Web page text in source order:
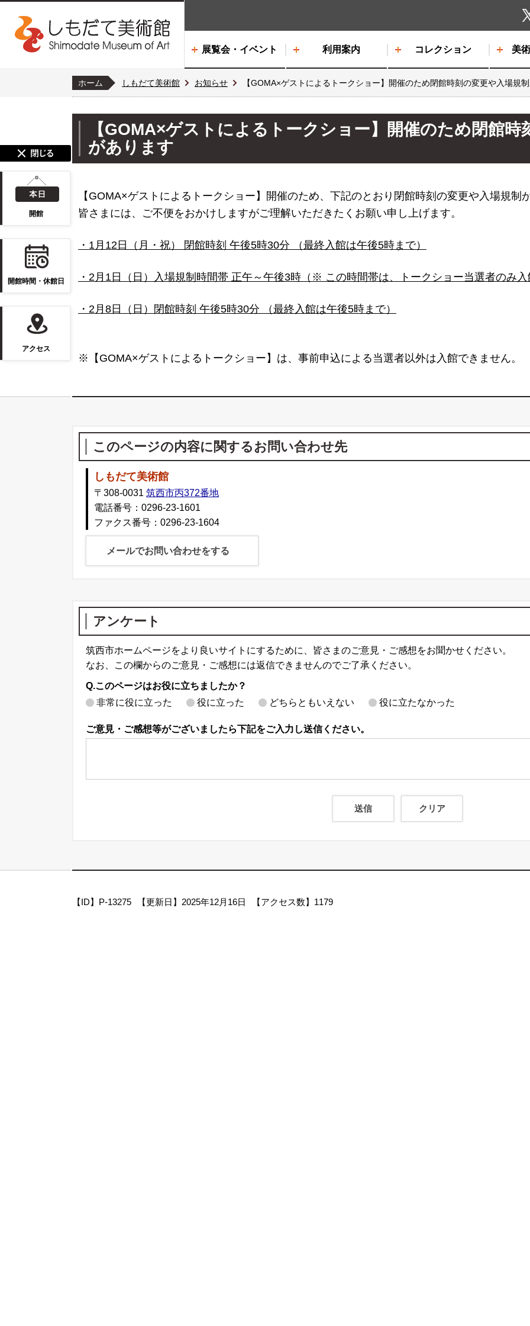
展覧会・イベント 利用案内 コレクション 美
開館
開館時間・休館日
アクセス
ホーム しもだて美術館 お知らせ 【GOMA×ゲストによるトークショー】開催のため閉館時刻の変更や入場規
【GOMA×ゲストによるトークショー】開催のため閉館時
があります
【GOMA×ゲストによるトークショー】開催のため、下記のとおり閉館時刻の変更や入場規制
皆さまには、ご不便をおかけしますがご理解いただきたくお願い申し上げます。
・1月12日（月・祝） 閉館時刻 午後5時30分 （最終入館は午後5時まで）
・2月1日（日）入場規制時間帯 正午～午後3時（※ この時間帯は、トークショー当選者のみ入
・2月8日（日）閉館時刻 午後5時30分 （最終入館は午後5時まで）
※【GOMA×ゲストによるトークショー】は、事前申込による当選者以外は入館できません。
このページの内容に関するお問い合わせ先
しもだて美術館
〒308-0031 筑西市丙372番地
電話番号：0296-23-1601
ファクス番号：0296-23-1604
メールでお問い合わせをする
アンケート
筑西市ホームページをより良いサイトにするために、皆さまのご意見・ご感想をお聞かせください。
なお、この欄からのご意見・ご感想には返信できませんのでご了承ください。
Q.このページはお役に立ちましたか？
非常に役に立った
役に立った どちらともいえない 役に立たなかった
ご意見・ご感想等がございましたら下記をご入力し送信ください。
【ID】 P-13275 【更新日】 2025年12月16日 【アクセス数】 1179